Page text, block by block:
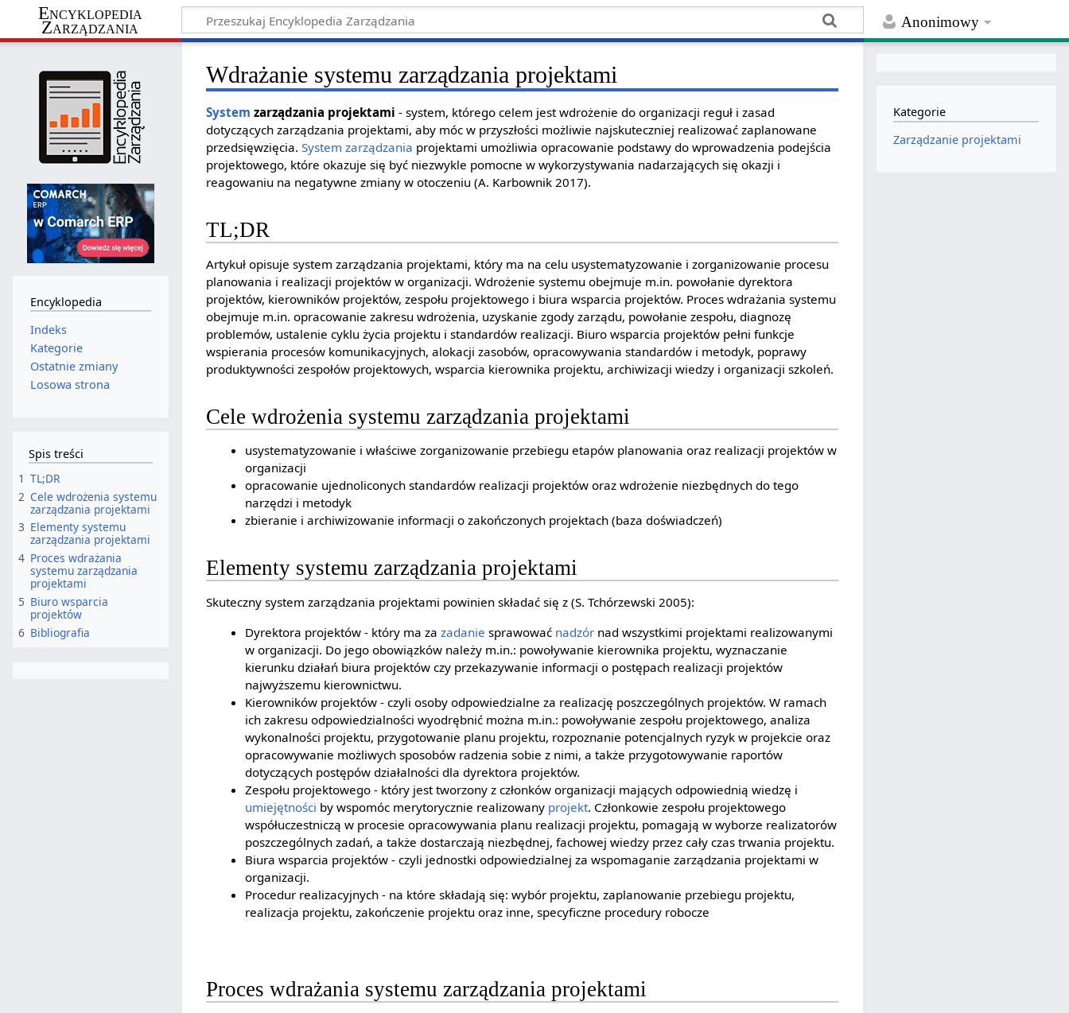
Anonimowy
Encyklopedia
Zarządzania
Wdrażanie systemu zarządzania projektami
System zarządzania projektami - system, którego celem jest wdrożenie do organizacji reguł i zasad
dotyczących zarządzania projektami, aby móc w przyszłości możliwie najskuteczniej realizować zaplanowane
przedsięwzięcia.System zarządzania projektami umożliwia opracowanie podstawy do wprowadzenia podejścia
projektowego, które okazuje się być niezwykle pomocne w wykorzystywania nadarzających się okazji i
reagowaniu na negatywne zmiany w otoczeniu (A. Karbownik 2017).
TL;DR
Artykuł opisuje system zarządzania projektami, który ma na celu usystematyzowanie i zorganizowanie procesu
planowania i realizacji projektów w organizacji. Wdrożenie systemu obejmuje m.in. powołanie dyrektora
projektów, kierowników projektów, zespołu projektowego i biura wsparcia projektów. Proces wdrażania systemu
obejmuje m.in. opracowanie zakresu wdrożenia, uzyskanie zgody zarządu, powołanie zespołu, diagnozę
problemów, ustalenie cyklu życia projektu i standardów realizacji. Biuro wsparcia projektów pełni funkcje
wspierania procesów komunikacyjnych, alokacji zasobów, opracowywania standardów i metodyk, poprawy
produktywności zespołów projektowych, wsparcia kierownika projektu, archiwizacji wiedzy i organizacji szkoleń.
Cele wdrożenia systemu zarządzania projektami
usystematyzowanie i właściwe zorganizowanie przebiegu etapów planowania oraz realizacji projektów w
organizacji
opracowanie ujednoliconych standardów realizacji projektów oraz wdrożenie niezbędnych do tego
narzędzi i metodyk
zbieranie i archiwizowanie informacji o zakończonych projektach (baza doświadczeń)
Elementy systemu zarządzania projektami
Skuteczny system zarządzania projektami powinien składać się z (S. Tchórzewski 2005):
Dyrektora projektów - który ma za zadanie sprawować nadzór nad wszystkimi projektami realizowanymi
w organizacji. Do jego obowiązków należy m.in.: powoływanie kierownika projektu, wyznaczanie
kierunku działań biura projektów czy przekazywanie informacji o postępach realizacji projektów
najwyższemu kierownictwu.
Kierowników projektów - czyli osoby odpowiedzialne za realizację poszczególnych projektów. W ramach
ich zakresu odpowiedzialności wyodrębnić można m.in.: powoływanie zespołu projektowego, analiza
wykonalności projektu, przygotowanie planu projektu, rozpoznanie potencjalnych ryzyk w projekcie oraz
opracowywanie możliwych sposobów radzenia sobie z nimi, a także przygotowywanie raportów
dotyczących postępów działalności dla dyrektora projektów.
Zespołu projektowego - który jest tworzony z członków organizacji mających odpowiednią wiedzę i
umiejętności by wspomóc merytorycznie realizowany projekt. Członkowie zespołu projektowego
współuczestniczą w procesie opracowywania planu realizacji projektu, pomagają w wyborze realizatorów
poszczególnych zadań, a także dostarczają niezbędnej, fachowej wiedzy przez cały czas trwania projektu.
Biura wsparcia projektów - czyli jednostki odpowiedzialnej za wspomaganie zarządzania projektami w
organizacji.
Procedur realizacyjnych - na które składają się: wybór projektu, zaplanowanie przebiegu projektu,
realizacja projektu, zakończenie projektu oraz inne, specyficzne procedury robocze
Proces wdrażania systemu zarządzania projektami
Encyklopedia
Indeks
Kategorie
Ostatnie zmiany
Losowa strona
Spis treści
1 TL;DR
2 Cele wdrożenia systemu
zarządzania projektami
3 Elementy systemu
zarządzania projektami
4 Proces wdrażania
systemu zarządzania
projektami
5 Biuro wsparcia
projektów
6 Bibliografia
Kategorie
Zarządzanie projektami